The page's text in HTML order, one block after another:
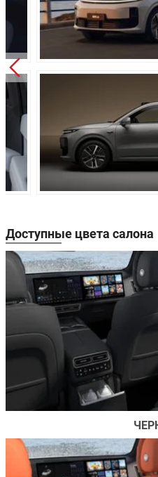
Привод:
Передняя подвеска:
Задняя подвеска:
Передние тормоза:
Задние тормоза:
Производство:
Доступные цвета салона